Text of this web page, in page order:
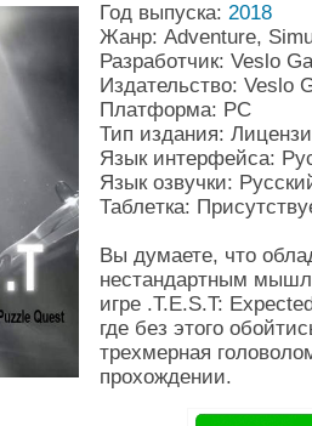
Год выпуска: 2018
Жанр: Adventure,
Разработчик: Veslo
Издательство: Veslo
Платформа: PC
Тип издания:
Язык интерфейса:
Язык озвучки:
Таблeтка:
Вы думаете, что
нестандартным
игре .T.E.S.T:
где без этого
трехмерная
прохождении.